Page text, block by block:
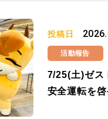
投稿日
活動報告
7/25(土)ゼス
安全運転を啓